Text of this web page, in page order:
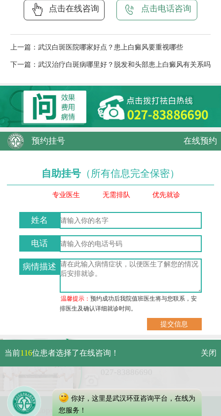
点击在线咨询 点击电话咨询
上一篇： 武汉白斑医院哪家好点？患上白癜风要重视哪些
下一篇： 武汉治疗白斑病哪里好？脱发和头部患上白癜风有关系吗
预约挂号 在线预约
自助挂号 （所有信息完全保密）
专业医生 无需排队 优先就诊
姓名
电话
病情描述
温馨提示：预约成功后我院值班医生将与您联系，安
排医生及确认详细就诊时间。
武汉市硚口区解放大道479号
免费电话：
Copyright 2023 武汉环亚中医白癜风医院
当前116位患者选择了在线咨询！ 关闭
你好，这里是武汉环亚咨询平台，在线为
您服务！